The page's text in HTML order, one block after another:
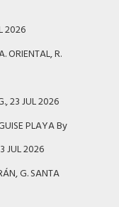
2026
ORIENTAL, R.
23 JUL 2026
PLAYA By
JUL 2026
G. SANTA